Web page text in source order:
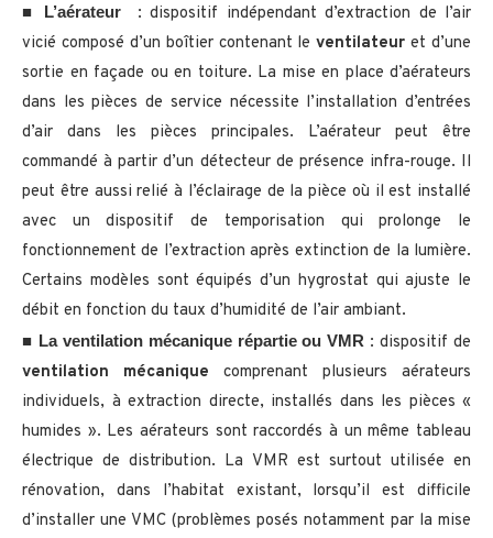
■
L’aérateur: dispositif indépendant d’extraction de l’air
vicié composé d’un boîtier contenant leventilateur et d’une
sortie en façade ou en toiture. La mise en place d’aérateurs
dans les pièces de service nécessite l’installation d’entrées
d’air dans les pièces principales. L’aérateur peut être
commandé à partir d’un détecteur de présence infra-rouge. Il
peut être aussi relié à l’éclairage de la pièce où il est installé
avec un dispositif de temporisation qui prolonge le
fonctionnement de l’extraction après extinction de la lumière.
Certains modèles sont équipés d’un hygrostat qui ajuste le
débit en fonction du taux d’humidité de l’air ambiant.
■ La ventilation mécanique répartie ou VMR : dispositif de
ventilation mécanique comprenant plusieurs aérateurs
individuels, à extraction directe, installés dans les pièces «
humides ». Les aérateurs sont raccordés à un même tableau
électrique de distribution. La VMR est surtout utilisée en
rénovation, dans l’habitat existant, lorsqu’il est difficile
d’installer une VMC (problèmes posés notamment par la mise